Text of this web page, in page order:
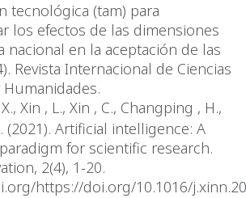
tecnológica (tam) para
los efectos de las dimensiones
nacional en la aceptación de las
Revista Internacional de Ciencias
Humanidades.
Xin , L., Xin , C., Changping , H.,
(2021). Artificial intelligence: A
for scientific research.
2(4), 1-20.
https://doi.org/10.1016/